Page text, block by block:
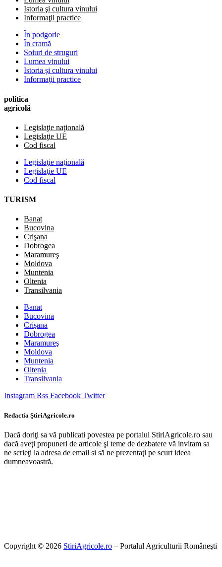
Istoria şi cultura vinului
Informaţii practice
În podgorie
În cramă
Soiuri de struguri
Lumea vinului
Istoria şi cultura vinului
Informaţii practice
politica
agricolă
Legislaţie naţională
Legislaţie UE
Cod fiscal
Legislaţie naţională
Legislaţie UE
Cod fiscal
TURISM
Banat
Bucovina
Crişana
Dobrogea
Maramureş
Moldova
Muntenia
Oltenia
Transilvania
Banat
Bucovina
Crişana
Dobrogea
Maramureş
Moldova
Muntenia
Oltenia
Transilvania
Instagram Rss Facebook Twitter
Redactia ŞtiriAgricole.ro
Dacă doriţi sa vă publicati povestea pe portalul StiriAgricole.ro sau
dacă aveţi propuneri de articole şi teme de dezbatere vă invitam sa
ne scrieţi la adresa de email si să ne prezentaţi pe scurt ideea
dumneavoastră.
Copyright © 2026 StiriAgricole.ro – Portalul Agriculturii Româneşti